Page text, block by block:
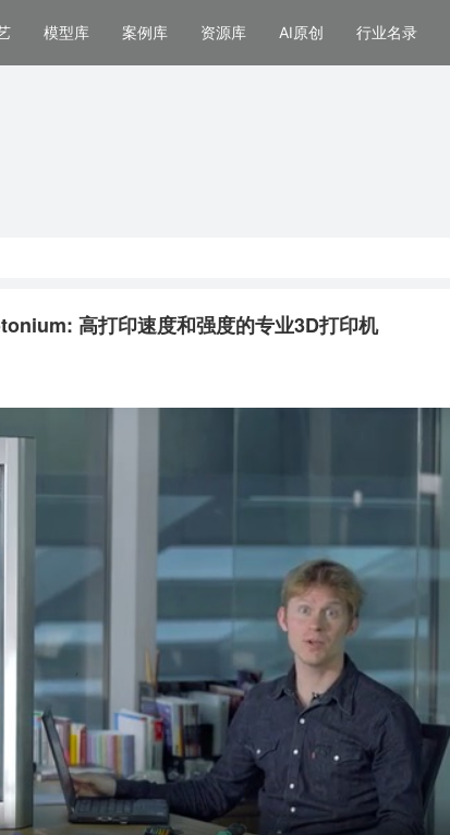
模型库 案例库 资源库 AI原创 行业名录
高打印速度和强度的专业3D打印机